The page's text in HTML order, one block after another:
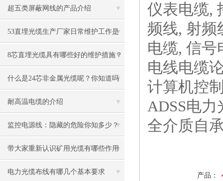
是什么
超五类屏蔽网线的产品介绍
53直埋光缆生产厂家日常维护工作是
什么
8芯直埋光缆具有哪些好的维护措施？
什么是24芯非金属光缆呢？你知道吗
耐高温电缆的介绍
监控电源线：隐藏的危险你知多少？
带大家重新认识矿用光缆有哪些作用
电力光缆布线有哪几个基本要求
仪表电缆,
频线, 射频
电缆, 信号
电线电缆
计算机控
ADSS电
全介质自
产品：